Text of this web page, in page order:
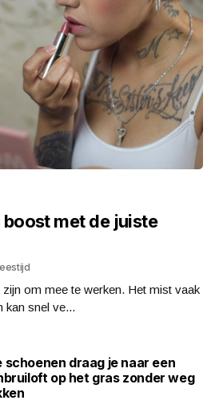
boost met de juiste
om mee te werken. Het mist vaak
kan snel ve...
schoenen draag je naar een
op het gras zonder weg